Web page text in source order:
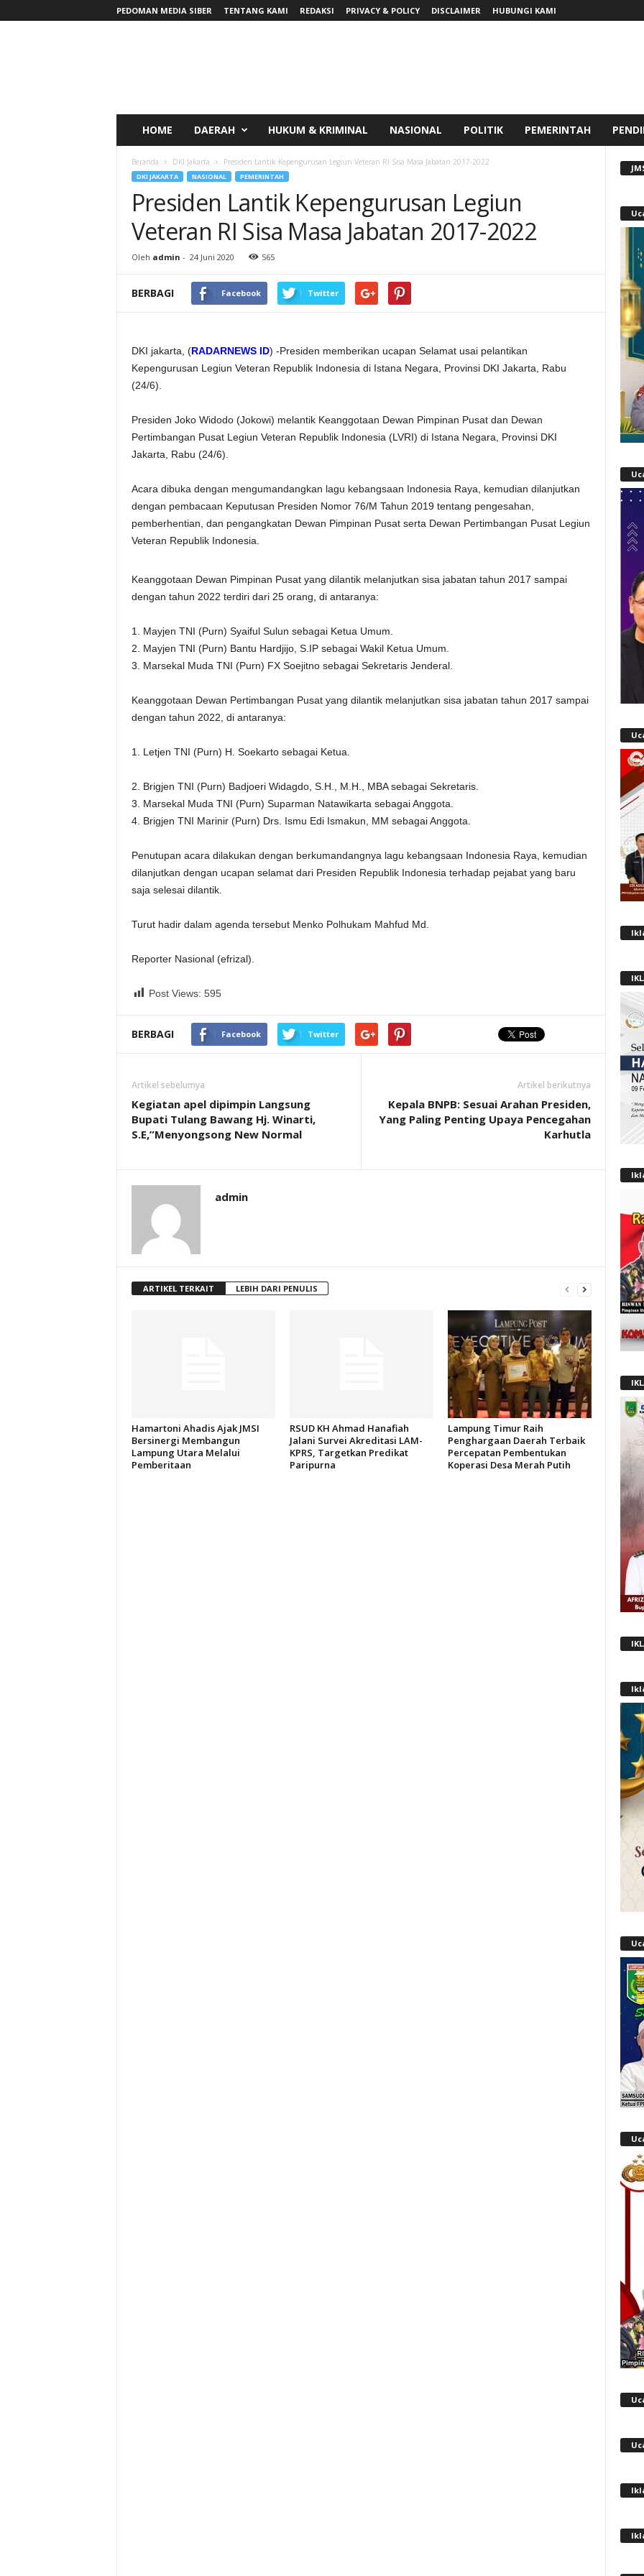
PEDOMAN MEDIA SIBER TENTANG KAMI REDAKSI PRIVACY & POLICY DISCLAIMER HUBUNGI KAMI
HOME DAERAH HUKUM & KRIMINAL NASIONAL POLITIK PEMERINTAH
Beranda DKI Jakarta Presiden Lantik Kepengurusan Legiun Veteran RI Sisa Masa Jabatan 2017-2022
DKI JAKARTA NASIONAL PEMERINTAH
Presiden Lantik Kepengurusan Legiun
Veteran RI Sisa Masa Jabatan 2017-2022
Oleh admin - 24 Juni 2020 565
BERBAGI Facebook Twitter
DKI jakarta, (RADARNEWS ID) -Presiden memberikan ucapan Selamat usai pelantikan
Kepengurusan Legiun Veteran Republik Indonesia di Istana Negara, Provinsi DKI Jakarta, Rabu
(24/6).
Presiden Joko Widodo (Jokowi) melantik Keanggotaan Dewan Pimpinan Pusat dan Dewan
Pertimbangan Pusat Legiun Veteran Republik Indonesia (LVRI) di Istana Negara, Provinsi DKI
Jakarta, Rabu (24/6).
Acara dibuka dengan mengumandangkan lagu kebangsaan Indonesia Raya, kemudian dilanjutkan
dengan pembacaan Keputusan Presiden Nomor 76/M Tahun 2019 tentang pengesahan,
pemberhentian, dan pengangkatan Dewan Pimpinan Pusat serta Dewan Pertimbangan Pusat Legiun
Veteran Republik Indonesia.
Keanggotaan Dewan Pimpinan Pusat yang dilantik melanjutkan sisa jabatan tahun 2017 sampai
dengan tahun 2022 terdiri dari 25 orang, di antaranya:
1. Mayjen TNI (Purn) Syaiful Sulun sebagai Ketua Umum.
2. Mayjen TNI (Purn) Bantu Hardjijo, S.IP sebagai Wakil Ketua Umum.
3. Marsekal Muda TNI (Purn) FX Soejitno sebagai Sekretaris Jenderal.
Keanggotaan Dewan Pertimbangan Pusat yang dilantik melanjutkan sisa jabatan tahun 2017 sampai
dengan tahun 2022, di antaranya:
1. Letjen TNI (Purn) H. Soekarto sebagai Ketua.
2. Brigjen TNI (Purn) Badjoeri Widagdo, S.H., M.H., MBA sebagai Sekretaris.
3. Marsekal Muda TNI (Purn) Suparman Natawikarta sebagai Anggota.
4. Brigjen TNI Marinir (Purn) Drs. Ismu Edi Ismakun, MM sebagai Anggota.
Penutupan acara dilakukan dengan berkumandangnya lagu kebangsaan Indonesia Raya, kemudian
dilanjutkan dengan ucapan selamat dari Presiden Republik Indonesia terhadap pejabat yang baru
saja selesai dilantik.
Turut hadir dalam agenda tersebut Menko Polhukam Mahfud Md.
Reporter Nasional (efrizal).
Post Views: 595
BERBAGI Facebook Twitter
Artikel sebelumya
Kegiatan apel dipimpin Langsung
Bupati Tulang Bawang Hj. Winarti,
S.E,”Menyongsong New Normal
Artikel berikutnya
Kepala BNPB: Sesuai Arahan Presiden,
Yang Paling Penting Upaya Pencegahan
Karhutla
admin
ARTIKEL TERKAIT LEBIH DARI PENULIS
Hamartoni Ahadis Ajak JMSI
Bersinergi Membangun
Lampung Utara Melalui
Pemberitaan
RSUD KH Ahmad Hanafiah
Jalani Survei Akreditasi LAM-
KPRS, Targetkan Predikat
Paripurna
Lampung Timur Raih
Penghargaan Daerah Terbaik
Percepatan Pembentukan
Koperasi Desa Merah Putih